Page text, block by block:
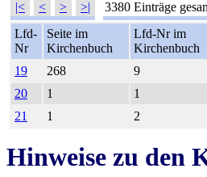
|< < > >| 3380 Einträge
Lfd-
Nr
Seite im
Kirchenbuch
Lfd-Nr im
Kirchenbuch
19
268 9
20
1 1
21
1 2
Hinweise zu den